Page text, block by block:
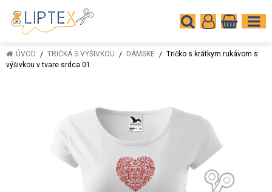
ÚVOD TRIČKÁ S VÝŠIVKOU DÁMSKE
Tričko s krátkym rukávom s
výšivkou v tvare srdca 01